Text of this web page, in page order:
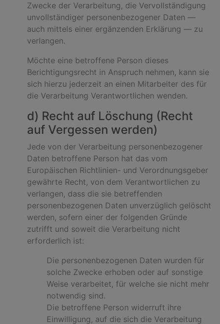
Zwecke der Verarbeitung, die Vervollständigung
unvollständiger personenbezogener Daten —
auch mittels einer ergänzenden Erklärung — zu
verlangen.
Möchte eine betroffene Person dieses
Berichtigungsrecht in Anspruch nehmen, kann sie
sich hierzu jederzeit an einen Mitarbeiter des für
die Verarbeitung Verantwortlichen wenden.
d) Recht auf Löschung (Recht
auf Vergessen werden)
Jede von der Verarbeitung personenbezogener
Daten betroffene Person hat das vom
Europäischen Richtlinien- und Verordnungsgeber
gewährte Recht, von dem Verantwortlichen zu
verlangen, dass die sie betreffenden
personenbezogenen Daten unverzüglich gelöscht
werden, sofern einer der folgenden Gründe
zutrifft und soweit die Verarbeitung nicht
erforderlich ist:
Die personenbezogenen Daten wurden für
solche Zwecke erhoben oder auf sonstige
Weise verarbeitet, für welche sie nicht mehr
notwendig sind.
Die betroffene Person widerruft ihre
Einwilligung, auf die sich die Verarbeitung